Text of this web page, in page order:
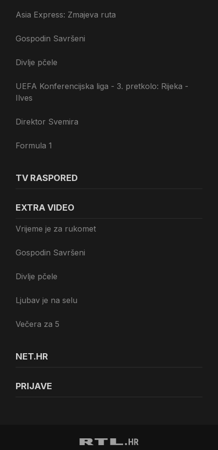
Asia Express: Zmajeva ruta
Gospodin Savršeni
Divlje pčele
UEFA Konferencijska liga - 3. pretkolo: Rijeka -
Ilves
Direktor Svemira
Formula 1
TV RASPORED
EXTRA VIDEO
Vrijeme je za rukomet
Gospodin Savršeni
Divlje pčele
Ljubav je na selu
Večera za 5
NET.HR
PRIJAVE